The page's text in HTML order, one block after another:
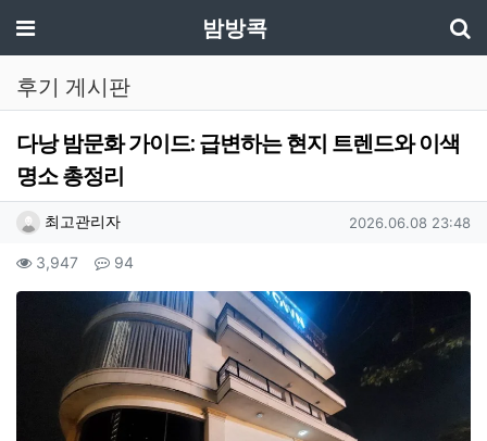
메뉴 밤방콕
후기 게시판
다낭 밤문화 가이드: 급변하는 현지 트렌드와 이색
명소 총정리
작성자 정보
최고관리자작성 작성일
2026.06.08 23:48
컨텐츠 정보
3,947조회 94
본문